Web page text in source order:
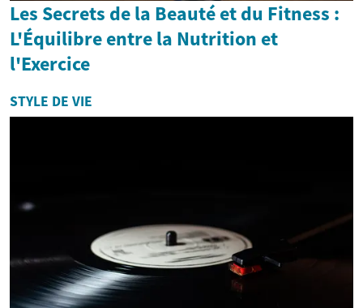
Les Secrets de la Beauté et du Fitness :
L'Équilibre entre la Nutrition et
l'Exercice
STYLE DE VIE